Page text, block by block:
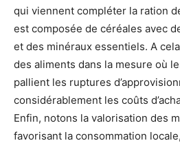
qui viennent compléter la ration
est composée de céréales avec
et des minéraux essentiels. A
des aliments dans la mesure où
pallient les ruptures
considérablement les coûts
Enfin, notons la valorisation des
favorisant la consommation